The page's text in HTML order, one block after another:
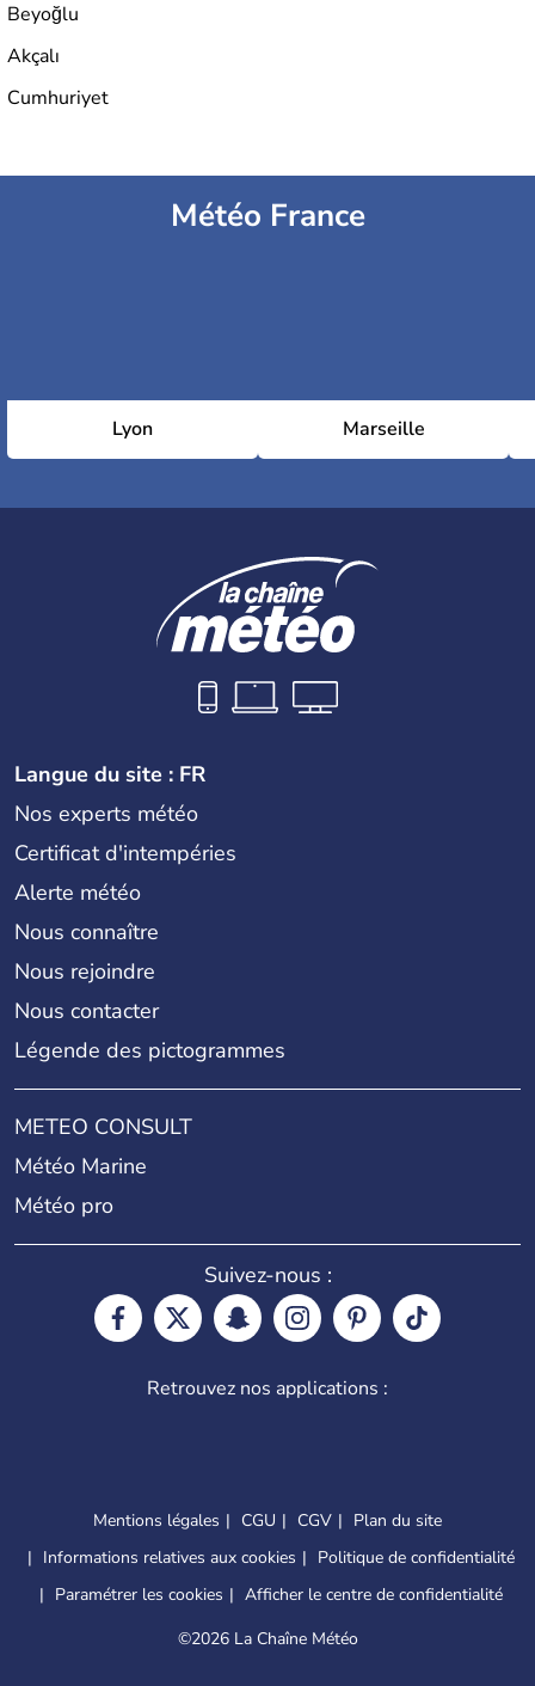
Beyoğlu
Akçalı
Cumhuriyet
Météo France
Lyon Marseille
Langue du site : FR
Nos experts météo
Certificat d'intempéries
Alerte météo
Nous connaître
Nous rejoindre
Nous contacter
Légende des pictogrammes
METEO CONSULT
Météo Marine
Météo pro
Suivez-nous :
Retrouvez nos applications :
Mentions légales CGU CGV
Plan du site
Informations relatives aux cookies
Politique de confidentialité
Paramétrer les cookies
Afficher le centre de confidentialité
©2026 La Chaîne Météo